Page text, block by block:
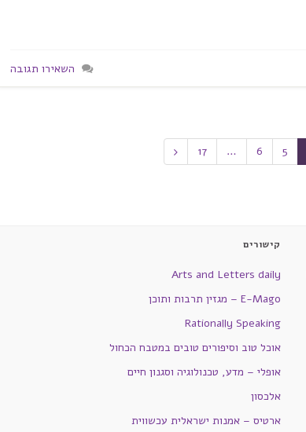
השאירו תגובה
5
6
…
17
קישורים
Arts and Letters daily
E-Mago – מגזין תרבות ותוכן
Rationally Speaking
אוכל טוב וסיפורים טובים במטבח הכחול
אופלי – מדע, טכנולוגיה וסגנון חיים
אלכסון
ארטיס – אמנות ישראלית עכשווית